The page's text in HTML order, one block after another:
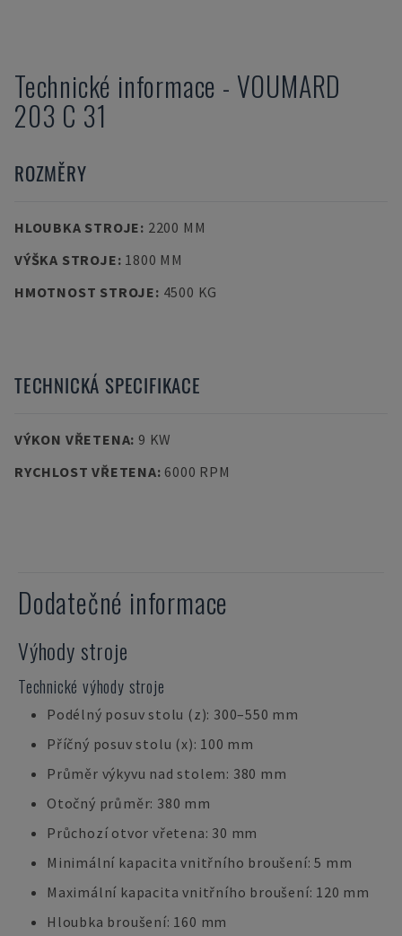
Technické informace - VOUMARD
203 C 31
ROZMĚRY
HLOUBKA STROJE: 2200 MM
VÝŠKA STROJE: 1800 MM
HMOTNOST STROJE: 4500 KG
TECHNICKÁ SPECIFIKACE
VÝKON VŘETENA: 9 KW
RYCHLOST VŘETENA: 6000 RPM
Dodatečné informace
Výhody stroje
Technické výhody stroje
Podélný posuv stolu (z): 300–550 mm
Příčný posuv stolu (x): 100 mm
Průměr výkyvu nad stolem: 380 mm
Otočný průměr: 380 mm
Průchozí otvor vřetena: 30 mm
Minimální kapacita vnitřního broušení: 5 mm
Maximální kapacita vnitřního broušení: 120 mm
Hloubka broušení: 160 mm